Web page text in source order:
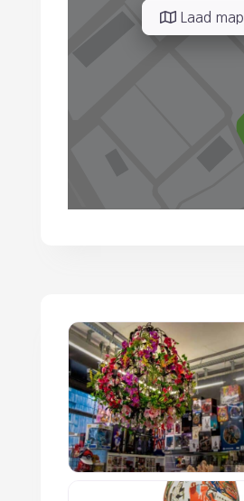
Laad map